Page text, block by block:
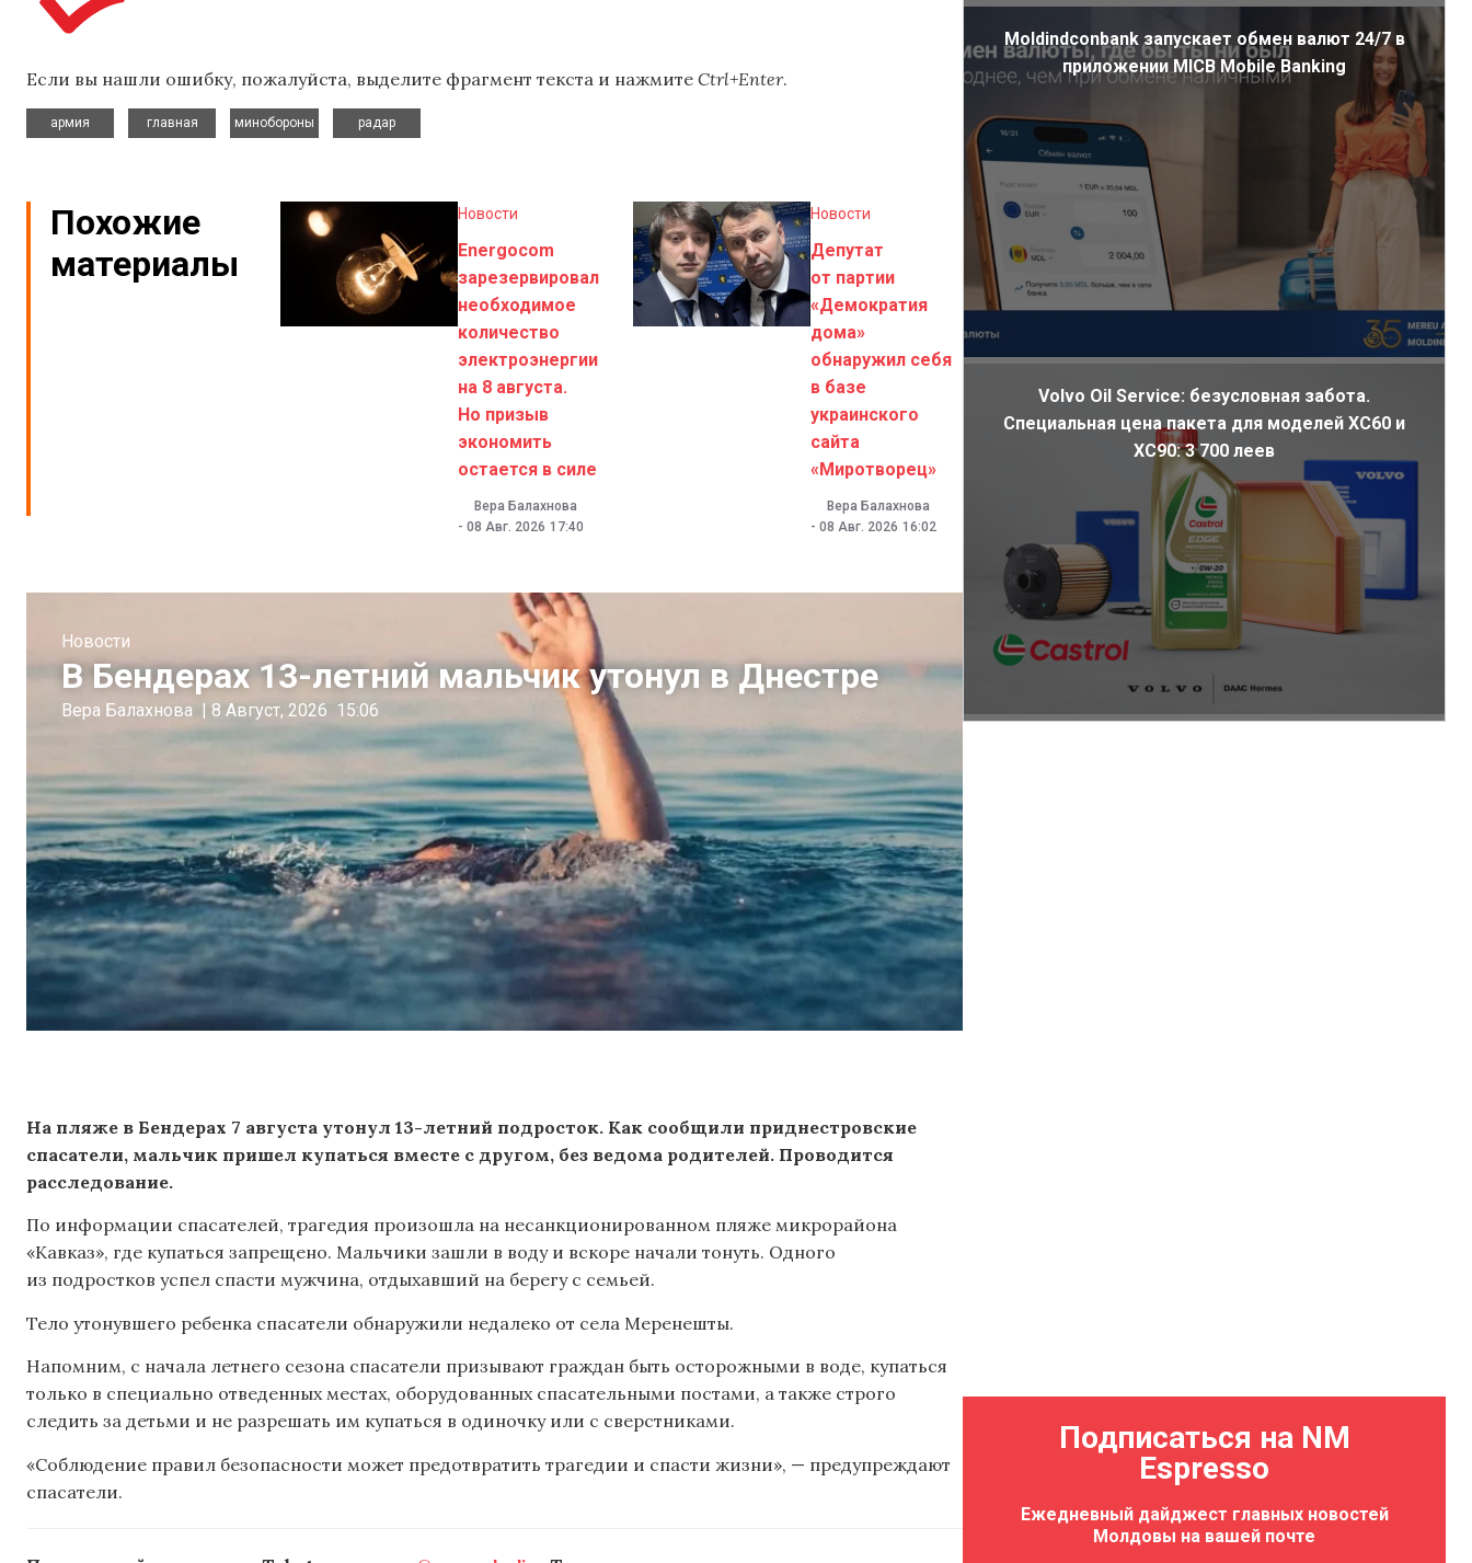
Если вы нашли ошибку, пожалуйста, выделите фрагмент текста и нажмите Ctrl+Enter.
армия
главная
минобороны
радар
Похожие
материалы
Новости
Energocom
зарезервировал
необходимое
количество
электроэнергии
на 8 августа.
Но призыв
экономить
остается в силе
Вера Балахнова
- 08 Авг. 2026 17:40
Новости
Депутат
от партии
«Демократия
дома»
обнаружил себя
в базе
украинского
сайта
«Миротворец»
Вера Балахнова
- 08 Авг. 2026 16:02
Новости
В Бендерах 13-летний мальчик утонул в Днестре
Вера Балахнова | 8 Август, 2026 15:06
На пляже в Бендерах 7 августа утонул 13-летний подросток. Как сообщили приднестровские
спасатели, мальчик пришел купаться вместе с другом, без ведома родителей. Проводится
расследование.
По информации спасателей, трагедия произошла на несанкционированном пляже микрорайона
«Кавказ», где купаться запрещено. Мальчики зашли в воду и вскоре начали тонуть. Одного
из подростков успел спасти мужчина, отдыхавший на берегу с семьей.
Тело утонувшего ребенка спасатели обнаружили недалеко от села Меренешты.
Напомним, с начала летнего сезона спасатели призывают граждан быть осторожными в воде, купаться
только в специально отведенных местах, оборудованных спасательными постами, а также строго
следить за детьми и не разрешать им купаться в одиночку или с сверстниками.
«Соблюдение правил безопасности может предотвратить трагедии и спасти жизни», — предупреждают
спасатели.
Moldindconbank запускает обмен валют 24/7 в
приложении MICB Mobile Banking
Volvo Oil Service: безусловная забота.
Специальная цена пакета для моделей XC60 и
XC90: 3 700 леев
Подписаться на NM
Espresso
Ежедневный дайджест главных новостей
Молдовы на вашей почте